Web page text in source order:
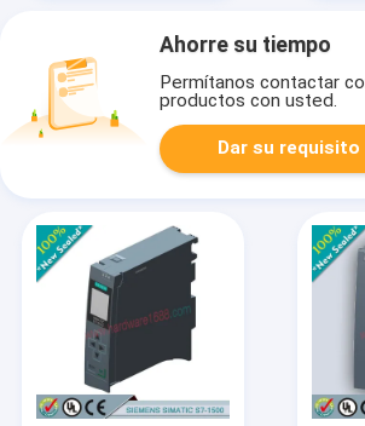
Ahorre su tiempo
Permítanos contactar
productos con usted.
Dar su requisito